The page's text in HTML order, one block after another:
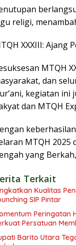
religi,
XXXIII: Ajang
MTQH
dan
kegiatan
dan MTQH
MTQH 2025
yang
Terkait
Kualitas
SIP Pintar
Peringatan
Persatuan
Barito Utara